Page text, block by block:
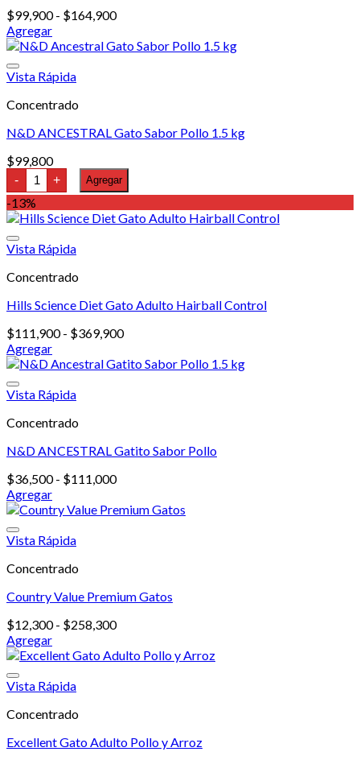
$99,900 - $164,900Rango
precios:
Agregar
Este
tiene
variantes.
opciones
pueden
elegir
en
la
página
de
producto
Vista Rápida
Concentrado
N&D ANCESTRAL Gato Sabor Pollo 1.5 kg
$99,800
- N&D
ANCESTRAL
Gato
Sabor
Pollo
kg
+ Agregar
-13%
Vista Rápida
Concentrado
Hills Science Diet Gato Adulto Hairball Control
$111,900 - $369,900Rango
precios:
Agregar
Este
tiene
variantes.
opciones
pueden
elegir
en
la
página
de
producto
Vista Rápida
Concentrado
N&D ANCESTRAL Gatito Sabor Pollo
$36,500 - $111,000Rango
precios:
Agregar
Este
tiene
variantes.
opciones
pueden
elegir
en
la
página
de
producto
Vista Rápida
Concentrado
Country Value Premium Gatos
$12,300 - $258,300Rango
precios:
Agregar
Este
tiene
variantes.
opciones
Vista Rápida
Concentrado
Excellent Gato Adulto Pollo y Arroz